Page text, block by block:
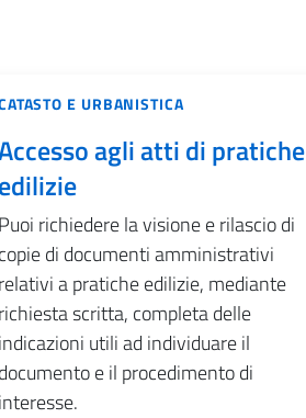
E URBANISTICA
agli atti di pratiche
richiedere la visione e rilascio di
di documenti amministrativi
a pratiche edilizie, mediante
scritta, completa delle
utili ad individuare il
e il procedimento di